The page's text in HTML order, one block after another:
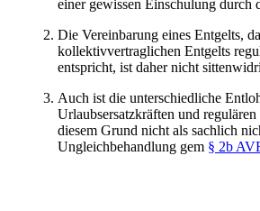
einer gewissen Einschulung durch
Die Vereinbarung eines Entgelts,
kollektivvertraglichen Entgelts
entspricht, ist daher nicht
Auch ist die unterschiedliche
Urlaubsersatzkräften und
diesem Grund nicht als sachlich
Ungleichbehandlung gem § 2b